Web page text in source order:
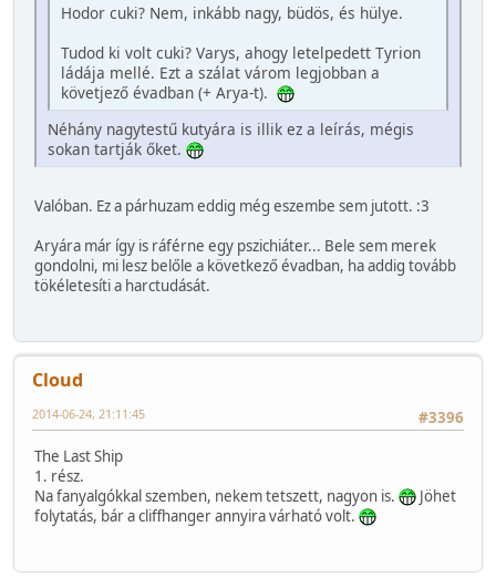
Hodor cuki? Nem, inkább nagy, büdös, és hülye.
Tudod ki volt cuki? Varys, ahogy letelpedett Tyrion
ládája mellé. Ezt a szálat várom legjobban a
követjező évadban (+ Arya-t).
Néhány nagytestű kutyára is illik ez a leírás, mégis
sokan tartják őket.
Valóban. Ez a párhuzam eddig még eszembe sem jutott. :3
Aryára már így is ráférne egy pszichiáter... Bele sem merek
gondolni, mi lesz belőle a következő évadban, ha addig tovább
tökéletesíti a harctudását.
Cloud
#3396
2014-06-24, 21:11:45
The Last Ship
1. rész.
Na fanyalgókkal szemben, nekem tetszett, nagyon is.
Jöhet
folytatás, bár a cliffhanger annyira várható volt.